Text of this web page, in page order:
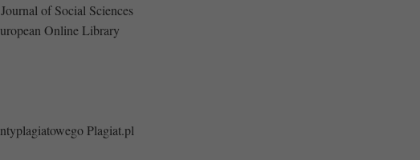
of Social Sciences
Online Library
Plagiat.pl